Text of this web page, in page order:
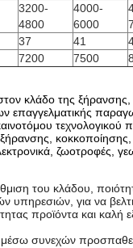
3200-
4800
4000-
6000
37 41
7200 7500
κλάδο της ξήρανσης,
τεχνολογικού
ζωοτροφές,
του κλάδου,
υπηρεσιών, για να
προϊόντα και καλή
μέσω συνεχών